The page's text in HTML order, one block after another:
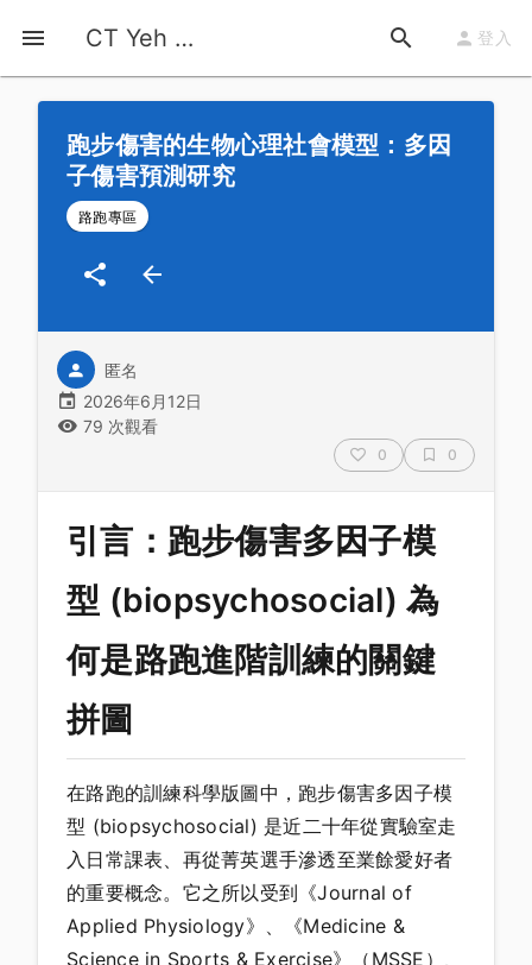
CT Yeh 公路車基地 登入
首頁 運動知識
跑步傷害的生物心理社會模型：多因
子傷害預測研究
路跑專區
匿名
2026年6月12日
79 次觀看
0 0
引言：跑步傷害多因子模
型 (biopsychosocial) 為
何是路跑進階訓練的關鍵
拼圖
在路跑的訓練科學版圖中，跑步傷害多因子模
型 (biopsychosocial) 是近二十年從實驗室走
入日常課表、再從菁英選手滲透至業餘愛好者
的重要概念。它之所以受到《Journal of
Applied Physiology》、《Medicine &
Science in Sports & Exercise》（MSSE）、